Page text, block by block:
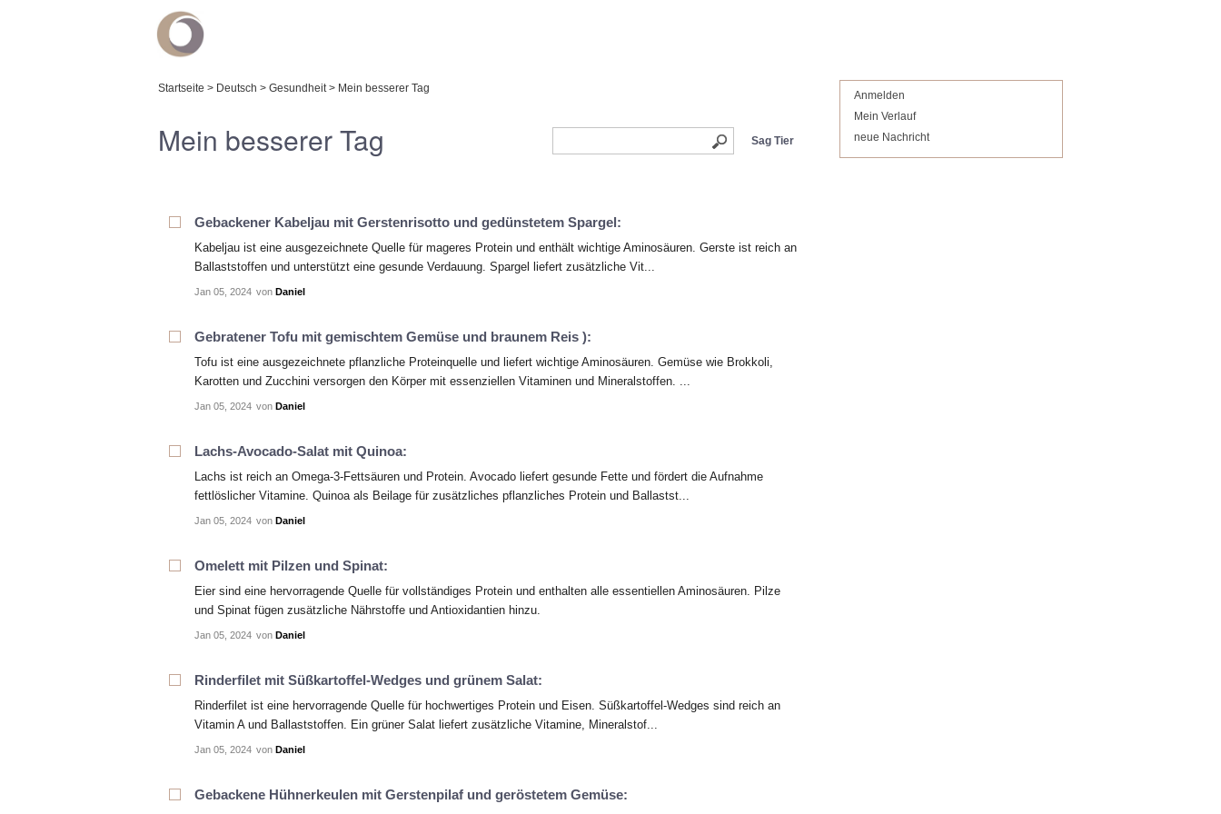
Startseite > Deutsch > Gesundheit > Mein besserer Tag
Mein besserer Tag Sag Tier
Gebackener Kabeljau mit Gerstenrisotto und gedünstetem Spargel:
Kabeljau ist eine ausgezeichnete Quelle für mageres Protein und enthält wichtige Aminosäuren. Gerste ist reich an
Ballaststoffen und unterstützt eine gesunde Verdauung. Spargel liefert zusätzliche Vit...
Jan 05, 2024 von Daniel
Gebratener Tofu mit gemischtem Gemüse und braunem Reis ):
Tofu ist eine ausgezeichnete pflanzliche Proteinquelle und liefert wichtige Aminosäuren. Gemüse wie Brokkoli,
Karotten und Zucchini versorgen den Körper mit essenziellen Vitaminen und Mineralstoffen. ...
Jan 05, 2024 von Daniel
Lachs-Avocado-Salat mit Quinoa:
Lachs ist reich an Omega-3-Fettsäuren und Protein. Avocado liefert gesunde Fette und fördert die Aufnahme
fettlöslicher Vitamine. Quinoa als Beilage für zusätzliches pflanzliches Protein und Ballastst...
Jan 05, 2024 von Daniel
Omelett mit Pilzen und Spinat:
Eier sind eine hervorragende Quelle für vollständiges Protein und enthalten alle essentiellen Aminosäuren. Pilze
und Spinat fügen zusätzliche Nährstoffe und Antioxidantien hinzu.
Jan 05, 2024 von Daniel
Rinderfilet mit Süßkartoffel-Wedges und grünem Salat:
Rinderfilet ist eine hervorragende Quelle für hochwertiges Protein und Eisen. Süßkartoffel-Wedges sind reich an
Vitamin A und Ballaststoffen. Ein grüner Salat liefert zusätzliche Vitamine, Mineralstof...
Jan 05, 2024 von Daniel
Gebackene Hühnerkeulen mit Gerstenpilaf und geröstetem Gemüse:
Anmelden
Mein Verlauf
neue Nachricht